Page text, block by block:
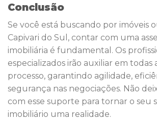
Conclusão
Se você está buscando por imóveis
Capivari do Sul, contar com uma
imobiliária é fundamental. Os
especializados irão auxiliar em todas
processo, garantindo agilidade,
segurança nas negociações. Não
com esse suporte para tornar o seu
imobiliário uma realidade.